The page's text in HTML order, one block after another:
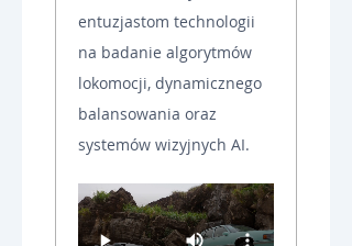
entuzjastom technologii
na badanie algorytmów
lokomocji, dynamicznego
balansowania oraz
systemów wizyjnych AI.